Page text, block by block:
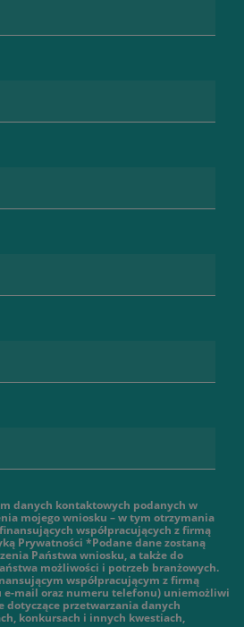
danych kontaktowych podanych w
mojego wniosku – w tym otrzymania
współpracujących z firmą
Prywatności *Podane dane zostaną
Państwa wniosku, a także do
możliwości i potrzeb branżowych.
współpracującym z firmą
e-mail oraz numeru telefonu) uniemożliwi
dotyczące przetwarzania danych
konkursach i innych kwestiach,